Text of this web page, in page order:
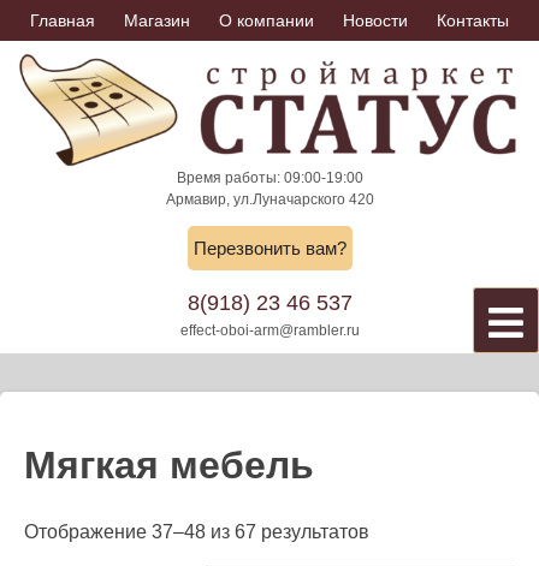
Skip
to
content
Главная Магазин О компании Новости Контакты
Время работы: 09:00-19:00
Армавир, ул.Луначарского 420
Перезвонить вам?
8(918) 23 46 537
effect-oboi-arm@rambler.ru
Мягкая мебель
Отображение 37–48 из 67 результатов